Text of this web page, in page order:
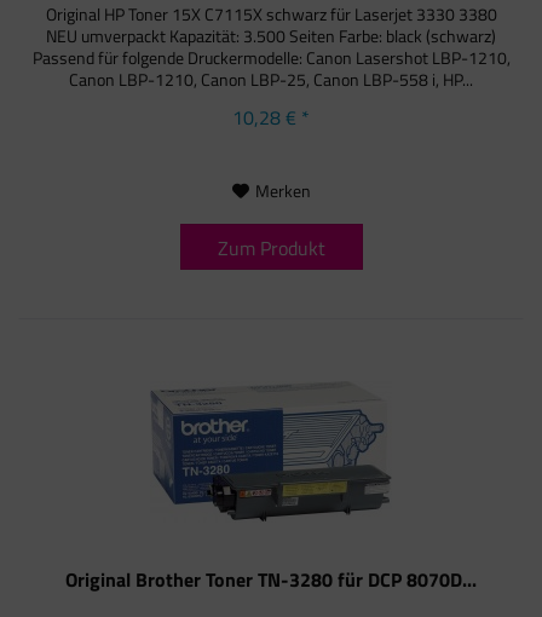
Original HP Toner 15X C7115X schwarz für Laserjet 3330 3380
NEU umverpackt Kapazität: 3.500 Seiten Farbe: black (schwarz)
Passend für folgende Druckermodelle: Canon Lasershot LBP-1210,
Canon LBP-1210, Canon LBP-25, Canon LBP-558 i, HP...
10,28 € *
Merken
Zum Produkt
Original Brother Toner TN-3280 für DCP 8070D...